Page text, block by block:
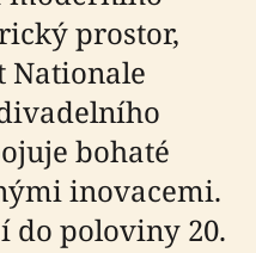
prostor,
Nationale
bohaté
inovacemi.
do poloviny 20.